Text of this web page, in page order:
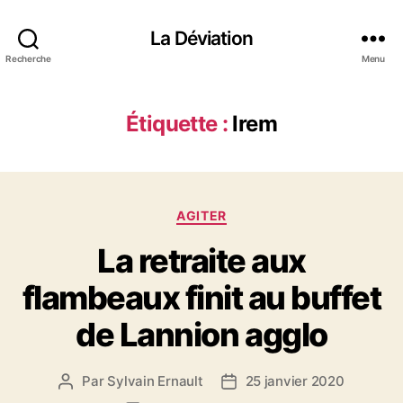
Recherche
La Déviation
Menu
Étiquette : lrem
C
t
é
g
o
r
i
s
AGITER
La retraite aux
flambeaux finit au buffet
de Lannion agglo
A Par Sylvain Ernault
D 25 janvier 2020